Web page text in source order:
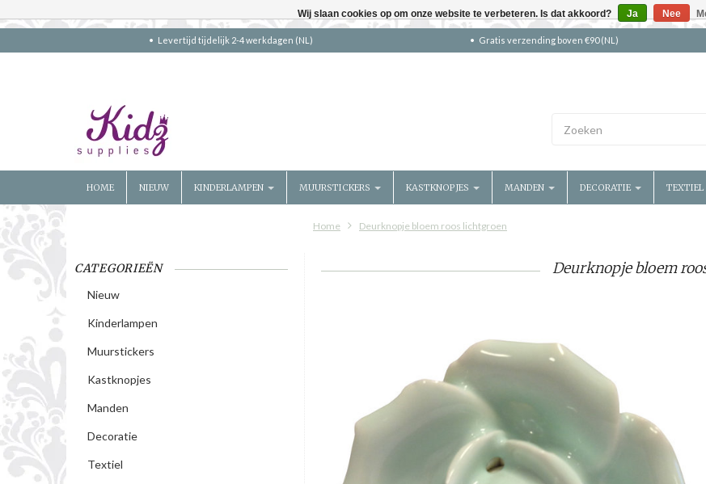
Levertijd tijdelijk 2-4 werkdagen (NL) Gratis verzending boven €90 (NL)
HOME NIEUW KINDERLAMPEN MUURSTICKERS KASTKNOPJES MANDEN DECORATIE TEXTIEL
Home Deurknopje bloem roos lichtgroen
CATEGORIEËN
Nieuw
Kinderlampen
Muurstickers
Kastknopjes
Manden
Decoratie
Textiel
Deurknopje bloem
Wij slaan cookies op om onze website te verbeteren. Is dat akkoord? Ja Nee